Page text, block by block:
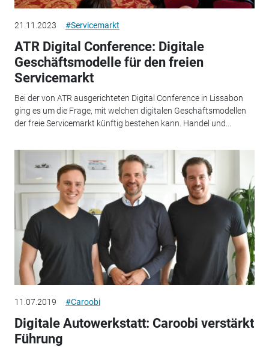
21.11.2023 #Servicemarkt
ATR Digital Conference: Digitale
Geschäftsmodelle für den freien
Servicemarkt
Bei der von ATR ausgerichteten Digital Conference in Lissabon
ging es um die Frage, mit welchen digitalen Geschäftsmodellen
der freie Servicemarkt künftig bestehen kann. Handel und...
11.07.2019 #Caroobi
Digitale Autowerkstatt: Caroobi verstärkt
Führung